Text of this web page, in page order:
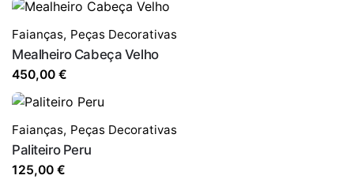
Faianças, Peças Decorativas
Mealheiro Cabeça Velho
450,00 €
Faianças, Peças Decorativas
Paliteiro Peru
125,00 €